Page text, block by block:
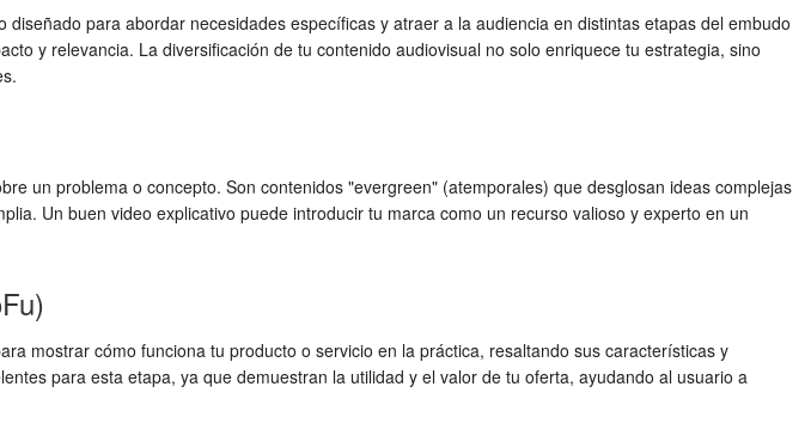
diseñado para abordar necesidades específicas y atraer a la audiencia en distintas etapas del embudo
y relevancia. La diversificación de tu contenido audiovisual no solo enriquece tu estrategia, sino
un problema o concepto. Son contenidos "evergreen" (atemporales) que desglosan ideas complejas
Un buen video explicativo puede introducir tu marca como un recurso valioso y experto en un
mostrar cómo funciona tu producto o servicio en la práctica, resaltando sus características y
para esta etapa, ya que demuestran la utilidad y el valor de tu oferta, ayudando al usuario a